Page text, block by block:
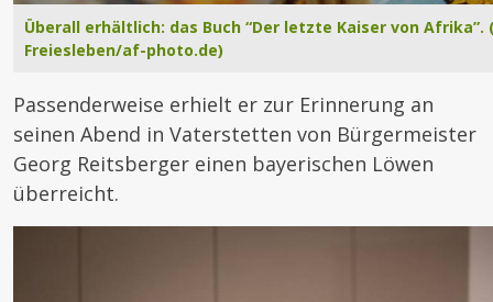
Überall erhältlich: das Buch “Der letzte Kaiser von Afrika”.
Freiesleben/af-photo.de)
Passenderweise erhielt er zur Erinnerung an
seinen Abend in Vaterstetten von Bürgermeister
Georg Reitsberger einen bayerischen Löwen
überreicht.